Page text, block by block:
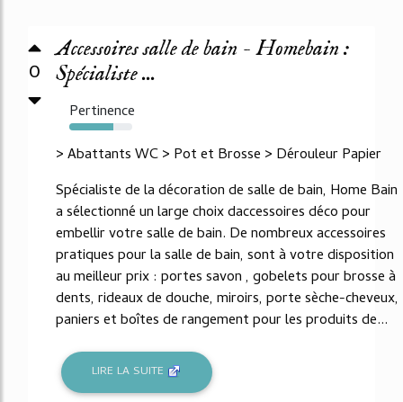
0
Accessoires salle de bain - Homebain :
Spécialiste ...
Pertinence
70%
> Abattants WC > Pot et Brosse > Dérouleur Papier
Spécialiste de la décoration de salle de bain, Home Bain
a sélectionné un large choix daccessoires déco pour
embellir votre salle de bain. De nombreux accessoires
pratiques pour la salle de bain, sont à votre disposition
au meilleur prix : portes savon , gobelets pour brosse à
dents, rideaux de douche, miroirs, porte sèche-cheveux,
paniers et boîtes de rangement pour les produits de...
LIRE LA SUITE